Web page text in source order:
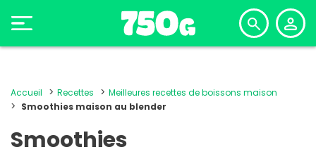
Accueil Recettes
Meilleures recettes de boissons maison
Smoothies maison au blender
Smoothies